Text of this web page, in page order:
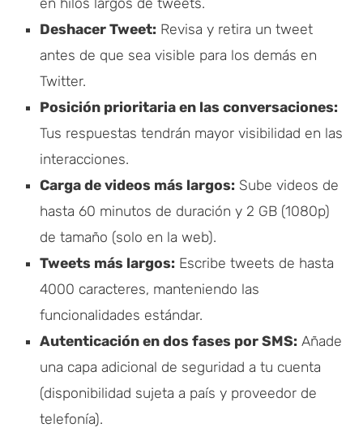
Deshacer Tweet: Revisa y retira un tweet
antes de que sea visible para los demás en
Twitter.
Posición prioritaria en las conversaciones:
Tus respuestas tendrán mayor visibilidad en las
interacciones.
Carga de videos más largos: Sube videos de
hasta 60 minutos de duración y 2 GB (1080p)
de tamaño (solo en la web).
Tweets más largos: Escribe tweets de hasta
4000 caracteres, manteniendo las
funcionalidades estándar.
Autenticación en dos fases por SMS: Añade
una capa adicional de seguridad a tu cuenta
(disponibilidad sujeta a país y proveedor de
telefonía).